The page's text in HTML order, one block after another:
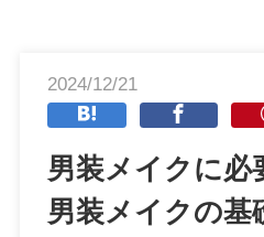
2024/12/21
男装メイクに必
男装メイクの基